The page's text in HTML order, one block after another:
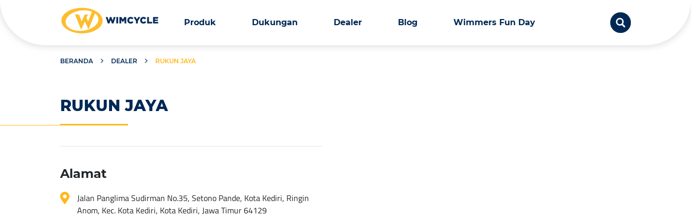
Produk Dukungan Dealer Blog Wimmers Fun Day
BERANDA DEALER RUKUN JAYA
RUKUN JAYA
Alamat
Jalan Panglima Sudirman No.35, Setono Pande, Kota Kediri, Ringin
Anom, Kec. Kota Kediri, Kota Kediri, Jawa Timur 64129